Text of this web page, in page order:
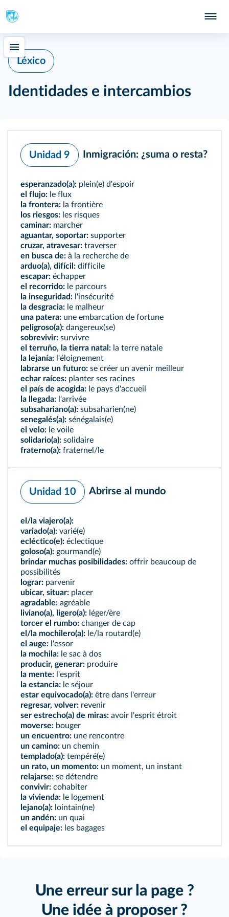
Léxico
Identidades e intercambios
Unidad 9 Inmigración: ¿suma o resta?
esperanzado(a): plein(e) d'espoir
el flujo: le flux
la frontera: la frontière
los riesgos: les risques
caminar: marcher
aguantar, soportar: supporter
cruzar, atravesar: traverser
en busca de: à la recherche de
arduo(a), difícil: difficile
escapar: échapper
el recorrido: le parcours
la inseguridad: l'insécurité
la desgracia: le malheur
una patera: une embarcation de fortune
peligroso(a): dangereux(se)
sobrevivir: survivre
el terruño, la tierra natal: la terre natale
la lejanía: l'éloignement
labrarse un futuro: se créer un avenir meilleur
echar raíces: planter ses racines
el país de acogida: le pays d'accueil
la llegada: l'arrivée
subsahariano(a): subsaharien(ne)
senegalés(a): sénégalais(e)
el velo: le voile
solidario(a): solidaire
fraterno(a): fraternel/le
Unidad 10 Abrirse al mundo
el/la viajero(a):
variado(a): varié(e)
ecléctico(e): éclectique
goloso(a): gourmand(e)
brindar muchas posibilidades: offrir beaucoup de
possibilités
lograr: parvenir
ubicar, situar: placer
agradable: agréable
liviano(a), ligero(a): léger/ère
torcer el rumbo: changer de cap
el/la mochilero(a): le/la routard(e)
el auge: l'essor
la mochila: le sac à dos
producir, generar: produire
la mente: l'esprit
la estancia: le séjour
estar equivocado(a): être dans l'erreur
regresar, volver: revenir
ser estrecho(a) de miras: avoir l'esprit étroit
moverse: bouger
un encuentro: une rencontre
un camino: un chemin
templado(a): tempéré(e)
un rato, un momento: un moment, un instant
relajarse: se détendre
convivir: cohabiter
la vivienda: le logement
lejano(a): lointain(ne)
un andén: un quai
el equipaje: les bagages
Une erreur sur la page ?
Une idée à proposer ?